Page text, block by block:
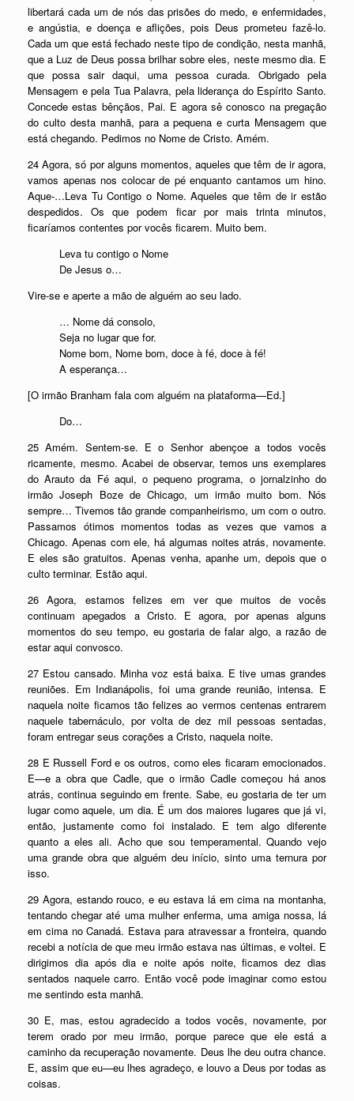
libertará cada um de nós das prisões do medo, e enfermidades,
e angústia, e doença e aflições, pois Deus prometeu fazê-lo.
Cada um que está fechado neste tipo de condição, nesta manhã,
que a Luz de Deus possa brilhar sobre eles, neste mesmo dia. E
que possa sair daqui, uma pessoa curada. Obrigado pela
Mensagem e pela Tua Palavra, pela liderança do Espírito Santo.
Concede estas bênçãos, Pai. E agora sê conosco na pregação
do culto desta manhã, para a pequena e curta Mensagem que
está chegando. Pedimos no Nome de Cristo. Amém.
24 Agora, só por alguns momentos, aqueles que têm de ir agora,
vamos apenas nos colocar de pé enquanto cantamos um hino.
Aque-…Leva Tu Contigo o Nome. Aqueles que têm de ir estão
despedidos. Os que podem ficar por mais trinta minutos,
ficaríamos contentes por vocês ficarem. Muito bem.
Leva tu contigo o Nome
De Jesus o…
Vire-se e aperte a mão de alguém ao seu lado.
… Nome dá consolo,
Seja no lugar que for.
Nome bom, Nome bom, doce à fé, doce à fé!
A esperança…
[O irmão Branham fala com alguém na plataforma—Ed.]
Do…
25 Amém. Sentem-se. E o Senhor abençoe a todos vocês
ricamente, mesmo. Acabei de observar, temos uns exemplares
do Arauto da Fé aqui, o pequeno programa, o jornalzinho do
irmão Joseph Boze de Chicago, um irmão muito bom. Nós
sempre… Tivemos tão grande companheirismo, um com o outro.
Passamos ótimos momentos todas as vezes que vamos a
Chicago. Apenas com ele, há algumas noites atrás, novamente.
E eles são gratuitos. Apenas venha, apanhe um, depois que o
culto terminar. Estão aqui.
26 Agora, estamos felizes em ver que muitos de vocês
continuam apegados a Cristo. E agora, por apenas alguns
momentos do seu tempo, eu gostaria de falar algo, a razão de
estar aqui convosco.
27 Estou cansado. Minha voz está baixa. E tive umas grandes
reuniões. Em Indianápolis, foi uma grande reunião, intensa. E
naquela noite ficamos tão felizes ao vermos centenas entrarem
naquele tabernáculo, por volta de dez mil pessoas sentadas,
foram entregar seus corações a Cristo, naquela noite.
28 E Russell Ford e os outros, como eles ficaram emocionados.
E—e a obra que Cadle, que o irmão Cadle começou há anos
atrás, continua seguindo em frente. Sabe, eu gostaria de ter um
lugar como aquele, um dia. É um dos maiores lugares que já vi,
então, justamente como foi instalado. E tem algo diferente
quanto a eles ali. Acho que sou temperamental. Quando vejo
uma grande obra que alguém deu início, sinto uma ternura por
isso.
29 Agora, estando rouco, e eu estava lá em cima na montanha,
tentando chegar até uma mulher enferma, uma amiga nossa, lá
em cima no Canadá. Estava para atravessar a fronteira, quando
recebi a notícia de que meu irmão estava nas últimas, e voltei. E
dirigimos dia após dia e noite após noite, ficamos dez dias
sentados naquele carro. Então você pode imaginar como estou
me sentindo esta manhã.
30 E, mas, estou agradecido a todos vocês, novamente, por
terem orado por meu irmão, porque parece que ele está a
caminho da recuperação novamente. Deus lhe deu outra chance.
E, assim que eu—eu lhes agradeço, e louvo a Deus por todas as
coisas.